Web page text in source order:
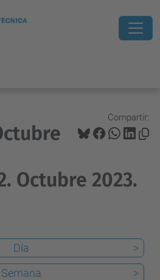
Compartir:
Octubre 2023.
Día
>
Semana
>